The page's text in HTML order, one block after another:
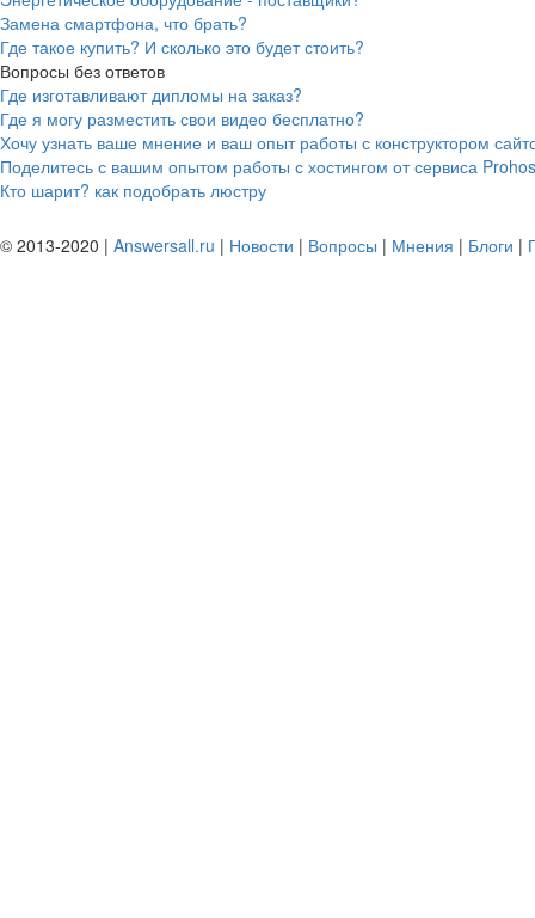
Замена смартфона, что брать?
Где такое купить? И сколько это будет стоить?
Вопросы без ответов
Где изготавливают дипломы на заказ?
Где я могу разместить свои видео бесплатно?
Хочу узнать ваше мнение и ваш опыт работы с конструктором
Поделитесь с вашим опытом работы с хостингом от сервиса
Кто шарит? как подобрать люстру
© 2013-2020 | Answersall.ru | Новости | Вопросы | Мнения | Блоги |